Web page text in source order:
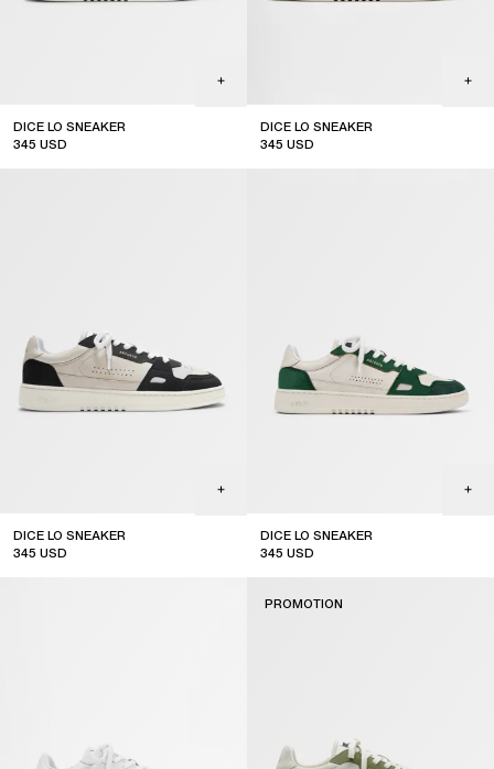
DICE LO SNEAKER
345 USD
DICE LO SNEAKER
345 USD
DICE LO SNEAKER
345 USD
DICE LO SNEAKER
345 USD
PROMOTION